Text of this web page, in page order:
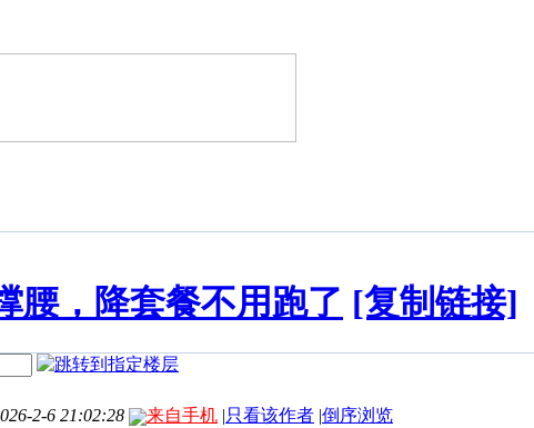
腰，降套餐不用跑了 [复制链接]
2-6 21:02:28
来自手机 |只看该作者 |倒序浏览